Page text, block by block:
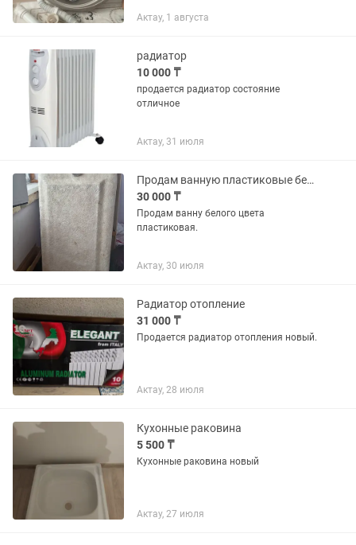
Актау, 1 августа
радиатор
10 000 ₸
продается радиатор состояние
отличное
Актау, 31 июля
Продам ванную пластиковые белого цвета
30 000 ₸
Продам ванну белого цвета
пластиковая.
Актау, 30 июля
Радиатор отопление
31 000 ₸
Продается радиатор отопления новый.
Актау, 28 июля
Кухонные раковина
5 500 ₸
Кухонные раковина новый
Актау, 27 июля